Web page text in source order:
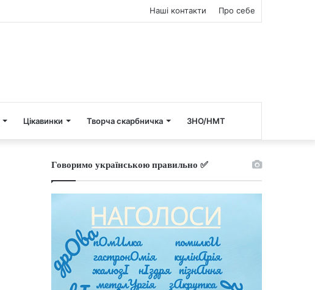
Наші контакти Про себе
Цікавинки Творча скарбничка ЗНО/НМТ
Говоримо українською правильно ✅